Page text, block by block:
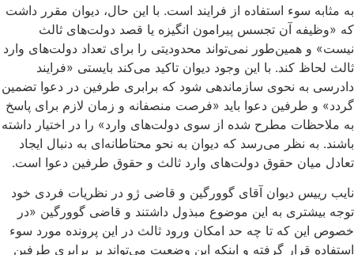
به مثابه سوء استفاده از فرایند است. با این حال، دیوان مقرر داشت
که «وظیفه آن تجسس پیرامون انگیزه یا قصد دولت‌های ثالث
نیست» و همین‌طور نمی‌تواند محدودیتی را برای تعداد دولت‌های وارد
ثالث لحاظ کند. با این وجود دیوان تاکید می‌کند بایستی «فرایند
دادرسی به نحوی سازماندهی شود که برابری طرفین در دعوا تضمین
گردد» و طرفین دعوا باید «فرصت منصفانه و زمان لازم برای پاسخ
به ملاحظات مطرح شده از سوی دولت‌های وارد» را در اختیار داشته
باشند. به نظر می‌رسد که دیوان به نحو محتاطانه‌ای به دنبال ایجاد
تعادل میان حقوق دولت‌های وارد ثالث و حقوق طرفین دعوا است.
نایب رییس دیوان آقای گوورگین و قاضی ژو در نظریات فردی خود
توجه بیشتری به این موضوع مبذول داشتند و قاضی گوورگین «در
خصوص این که تا چه حد امکان ورود ثالث در این پرونده مورد سوء
استفاده قرار گرفته و اینکه این وضعیت می‌تواند بر برابری طرفین